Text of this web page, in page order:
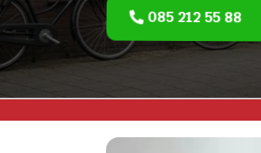
085 212 55 88